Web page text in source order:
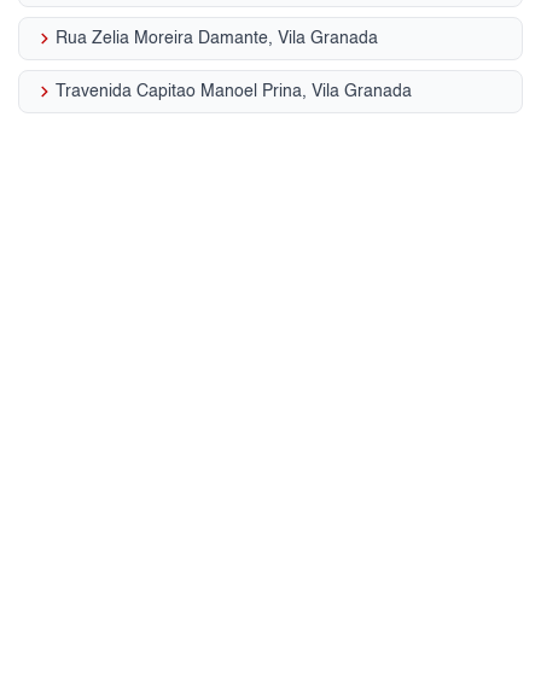
keyboard_arrow_right Rua Zelia Moreira Damante, Vila Granada
keyboard_arrow_right Travenida Capitao Manoel Prina, Vila Granada